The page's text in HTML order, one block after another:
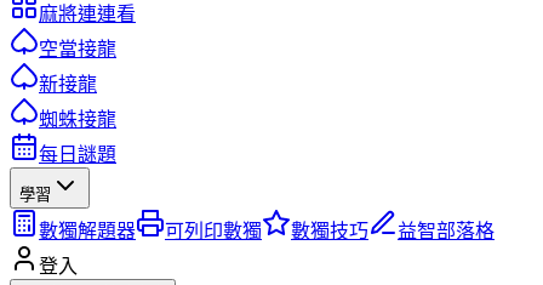
麻將連連看
空當接龍
新接龍
蜘蛛接龍
每日謎題
學習
數獨解題器 可列印數獨 數獨技巧
益智部落格
登入